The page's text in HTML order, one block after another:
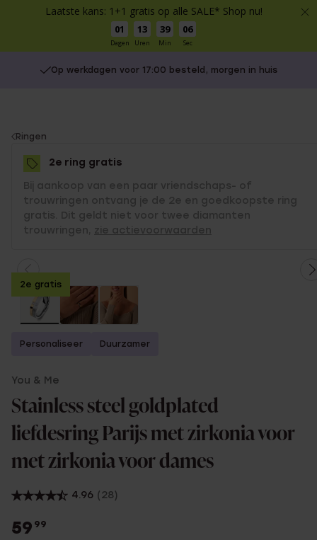
Laatste kans: 1+1 gratis op alle SALE* Shop nu!
01
Dagen
13
Uren
39
Min
06
Sec
Op werkdagen voor 17:00 besteld, morgen in huis
You
are
here:
Ringen
2e ring gratis
Bij aankoop van een paar vriendschaps- of
trouwringen ontvang je de 2e en goedkoopste ring
gratis. Dit geldt niet voor twee diamanten
trouwringen, zie actievoorwaarden
2e gratis
Personaliseer Duurzamer
You & Me
Stainless steel goldplated
liefdesring Parijs met zirkonia voor
met zirkonia voor dames
4.96 (28)
59 99